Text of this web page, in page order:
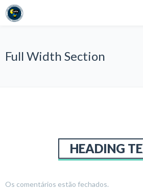
Full Width Section
HEADING
Os comentários estão fechados.